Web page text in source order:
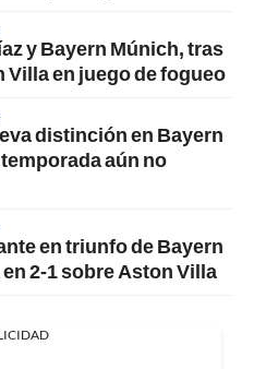
y Bayern Múnich, tras
en juego de fogueo
distinción en Bayern
aún no
en triunfo de Bayern
2-1 sobre Aston Villa